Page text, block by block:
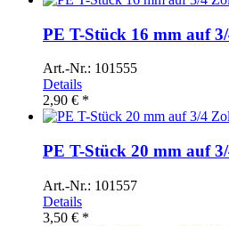
PE T-Stück 16 mm auf
Art.-Nr.: 101555
Details
2,90 € *
PE T-Stück 20 mm auf
Art.-Nr.: 101557
Details
3,50 € *